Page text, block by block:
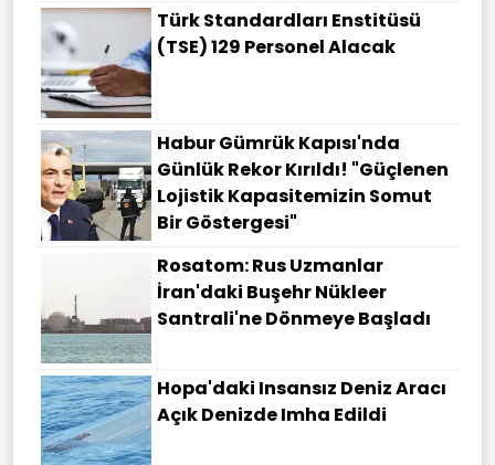
Türk Standardları Enstitüsü
(TSE) 129 Personel Alacak
Habur Gümrük Kapısı'nda
Günlük Rekor Kırıldı! "Güçlenen
Lojistik Kapasitemizin Somut
Bir Göstergesi"
Rosatom: Rus Uzmanlar
İran'daki Buşehr Nükleer
Santrali'ne Dönmeye Başladı
Hopa'daki Insansız Deniz Aracı
Açık Denizde Imha Edildi